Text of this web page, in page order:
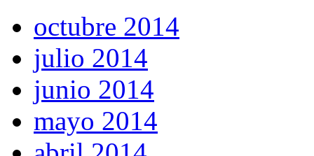
octubre 2014
julio 2014
junio 2014
mayo 2014